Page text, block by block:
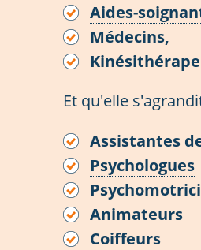
Aides-
Médecins,
Et qu'elle
Assistantes
Psychologues
Animateurs
Coiffeurs